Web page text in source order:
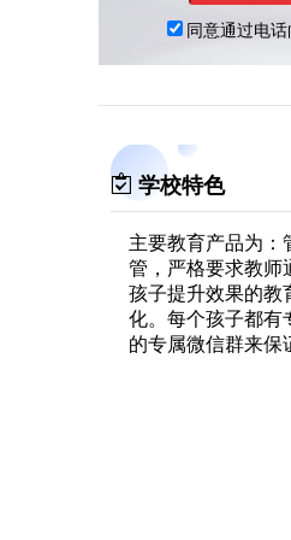
学校特色
主要教育产品为：
管，严格要求教师
孩子提升效果的教
化。每个孩子都有
的专属微信群来保